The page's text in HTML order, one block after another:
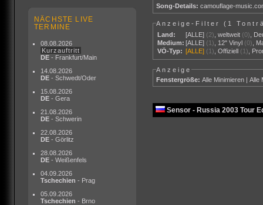
NÄCHSTE LIVE
TERMINE
08.08.2026
Kurzauftritt
DE - Frankfurt/Main
14.08.2026
DE - Schwedt/Oder
15.08.2026
DE - Gera
21.08.2026
DE - Schwerin
22.08.2026
DE - Görlitz
28.08.2026
DE - Weißenfels
04.09.2026
Tschechien - Prag
05.09.2026
Tschechien - Brno
Song-Details: camouflage-
Anzeige-Filter ( 1
Land:
[ALLE] (2) ,weltweit (0)
Medium: [ALLE] (1) 12" Vinyl (0)
VÖ-Typ: [ALLE] (1) ,Offiziell (1)
Anzeige
Fenstergröße: Alle Minimieren |Alle
Sensor - Russia 2003 Tour